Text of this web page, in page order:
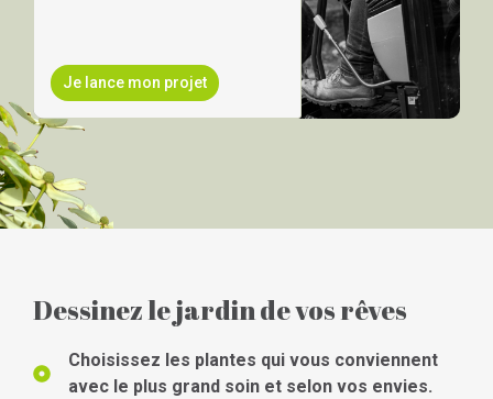
Je lance mon projet
Dessinez le jardin de vos rêves
Choisissez les plantes qui vous conviennent
avec le plus grand soin et selon vos envies.